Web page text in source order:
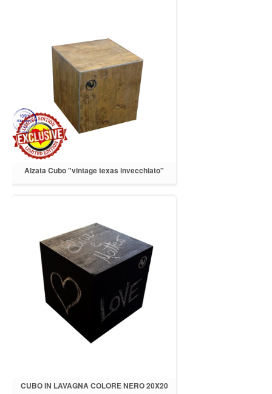
Alzata Cubo "vintage texas invecchiato"
CUBO IN LAVAGNA COLORE NERO 20X20